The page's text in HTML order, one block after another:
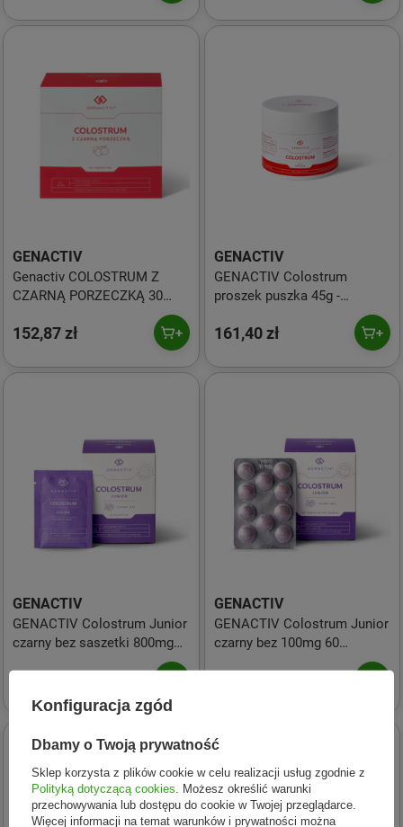
GENACTIV
Genactiv COLOSTRUM Z
CZARNĄ PORZECZKĄ 30
152,87 zł
GENACTIV
GENACTIV Colostrum
proszek puszka 45g -
161,40 zł
GENACTIV
GENACTIV Colostrum Junior
czarny bez saszetki 800mg
GENACTIV
GENACTIV Colostrum Junior
czarny bez 100mg 60
Konfiguracja zgód
Dbamy o Twoją prywatność
Sklep korzysta z plików cookie w celu realizacji usług zgodnie z
Polityką dotyczącą cookies . Możesz określić warunki
przechowywania lub dostępu do cookie w Twojej przeglądarce.
Więcej informacji na temat warunków i prywatności można